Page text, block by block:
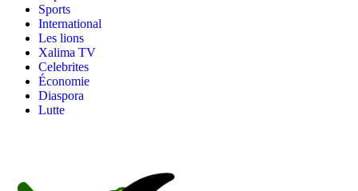
Sports
International
Les lions
Xalima TV
Celebrites
Économie
Diaspora
Lutte